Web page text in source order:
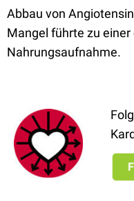
Abbau von
Mangel führte zu
Nahrungsaufnahme.